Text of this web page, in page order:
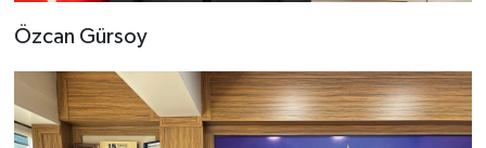
Özcan Gürsoy